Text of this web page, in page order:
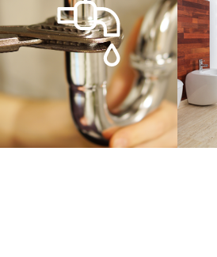
installation
sanitaire et
thermique